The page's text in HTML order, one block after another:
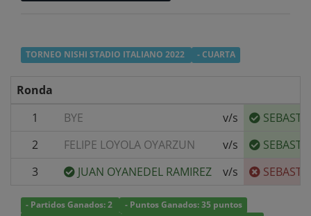
TORNEO NISHI STADIO ITALIANO 2022 - CUARTA
Ronda
1
BYE v/s
2
FELIPE LOYOLA OYARZUN v/s
3
JUAN OYANEDEL RAMIREZ v/s
- Partidos Ganados: 2
- Puntos Ganados: 35 puntos